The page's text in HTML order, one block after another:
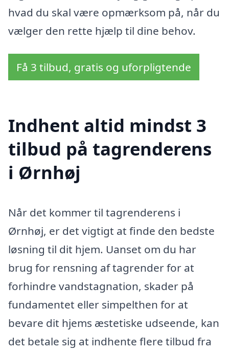
hvad du skal være opmærksom på, når du
vælger den rette hjælp til dine behov.
Få 3 tilbud, gratis og uforpligtende
Indhent altid mindst 3
tilbud på tagrenderens
i Ørnhøj
Når det kommer til tagrenderens i
Ørnhøj, er det vigtigt at finde den bedste
løsning til dit hjem. Uanset om du har
brug for rensning af tagrender for at
forhindre vandstagnation, skader på
fundamentet eller simpelthen for at
bevare dit hjems æstetiske udseende, kan
det betale sig at indhente flere tilbud fra